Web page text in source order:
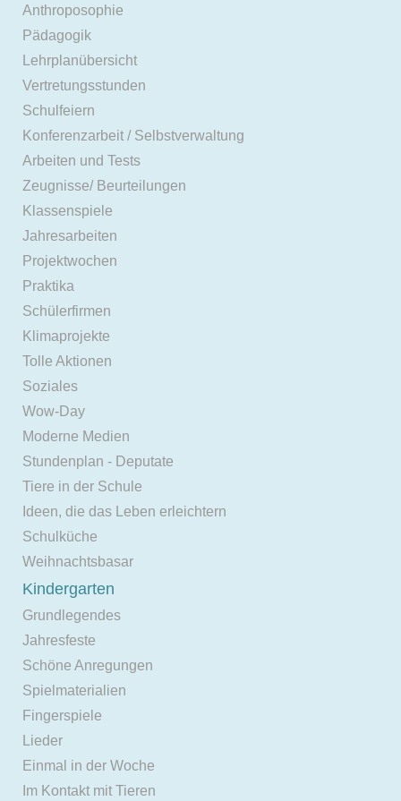
Anthroposophie
Pädagogik
Lehrplanübersicht
Vertretungsstunden
Schulfeiern
Konferenzarbeit / Selbstverwaltung
Arbeiten und Tests
Zeugnisse/ Beurteilungen
Klassenspiele
Jahresarbeiten
Projektwochen
Praktika
Schülerfirmen
Klimaprojekte
Tolle Aktionen
Soziales
Wow-Day
Moderne Medien
Stundenplan - Deputate
Tiere in der Schule
Ideen, die das Leben erleichtern
Schulküche
Weihnachtsbasar
Kindergarten
Grundlegendes
Jahresfeste
Schöne Anregungen
Spielmaterialien
Fingerspiele
Lieder
Einmal in der Woche
Im Kontakt mit Tieren